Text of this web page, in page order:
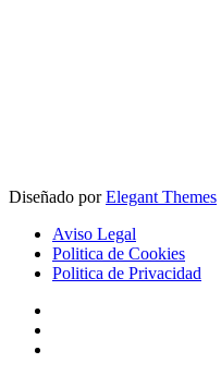
Diseñado porElegant Themes
Aviso Legal
Politica de Cookies
Politica de Privacidad